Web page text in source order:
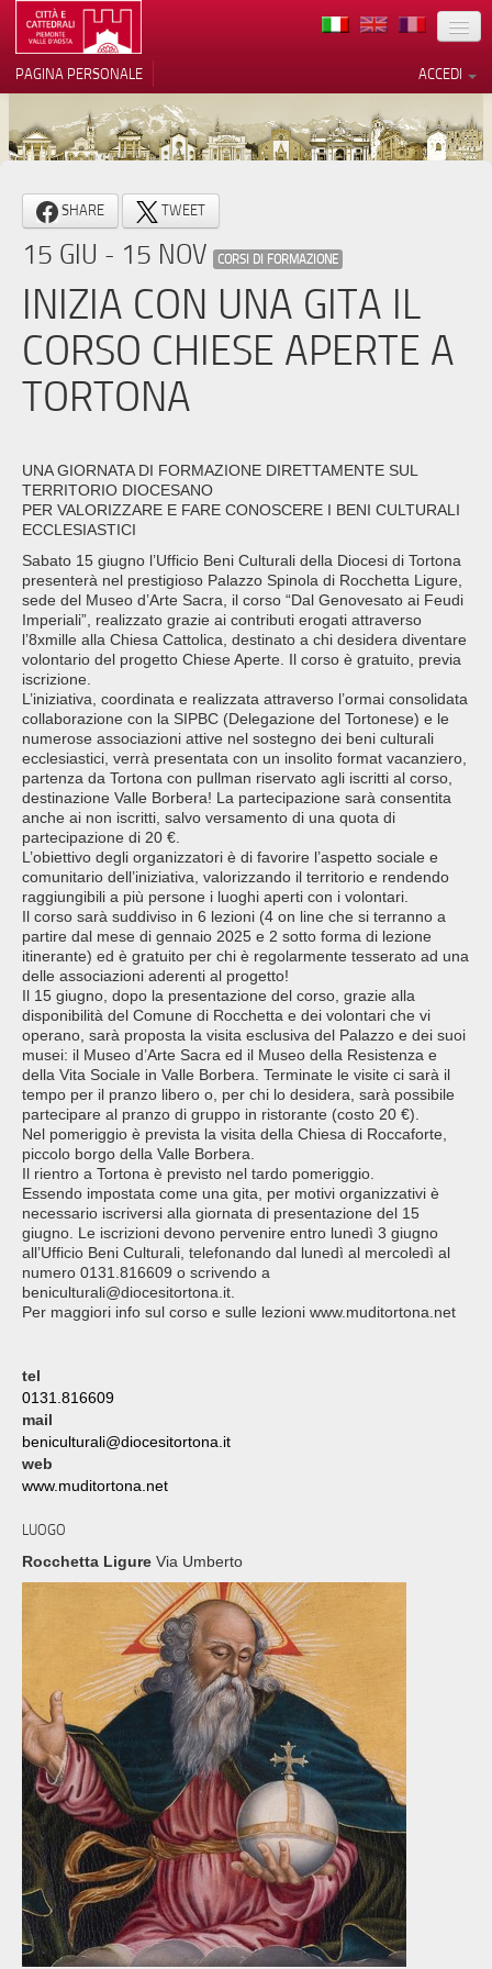
TERRITORIO
ARCHITETTURE
MUSEI
ITINERARI
EVENTI
CONTATTI
PRESS
ACCEDI
PAGINA PERSONALE
SHARE TWEET
15 GIU - 15 NOV CORSI DI FORMAZIONE
INIZIA CON UNA GITA IL
CORSO CHIESE APERTE A
TORTONA
UNA GIORNATA DI FORMAZIONE DIRETTAMENTE SUL
TERRITORIO DIOCESANO
PER VALORIZZARE E FARE CONOSCERE I BENI CULTURALI
ECCLESIASTICI
Sabato 15 giugno l’Ufficio Beni Culturali della Diocesi di Tortona
presenterà nel prestigioso Palazzo Spinola di Rocchetta Ligure,
sede del Museo d’Arte Sacra, il corso “Dal Genovesato ai Feudi
Imperiali”, realizzato grazie ai contributi erogati attraverso
l’8xmille alla Chiesa Cattolica, destinato a chi desidera diventare
volontario del progetto Chiese Aperte. Il corso è gratuito, previa
iscrizione.
L’iniziativa, coordinata e realizzata attraverso l’ormai consolidata
collaborazione con la SIPBC (Delegazione del Tortonese) e le
numerose associazioni attive nel sostegno dei beni culturali
ecclesiastici, verrà presentata con un insolito format vacanziero,
partenza da Tortona con pullman riservato agli iscritti al corso,
destinazione Valle Borbera! La partecipazione sarà consentita
anche ai non iscritti, salvo versamento di una quota di
partecipazione di 20 €.
L’obiettivo degli organizzatori è di favorire l’aspetto sociale e
comunitario dell’iniziativa, valorizzando il territorio e rendendo
raggiungibili a più persone i luoghi aperti con i volontari.
Il corso sarà suddiviso in 6 lezioni (4 on line che si terranno a
partire dal mese di gennaio 2025 e 2 sotto forma di lezione
itinerante) ed è gratuito per chi è regolarmente tesserato ad una
delle associazioni aderenti al progetto!
Il 15 giugno, dopo la presentazione del corso, grazie alla
disponibilità del Comune di Rocchetta e dei volontari che vi
operano, sarà proposta la visita esclusiva del Palazzo e dei suoi
musei: il Museo d’Arte Sacra ed il Museo della Resistenza e
della Vita Sociale in Valle Borbera. Terminate le visite ci sarà il
tempo per il pranzo libero o, per chi lo desidera, sarà possibile
partecipare al pranzo di gruppo in ristorante (costo 20 €).
Nel pomeriggio è prevista la visita della Chiesa di Roccaforte,
piccolo borgo della Valle Borbera.
Il rientro a Tortona è previsto nel tardo pomeriggio.
Essendo impostata come una gita, per motivi organizzativi è
necessario iscriversi alla giornata di presentazione del 15
giugno. Le iscrizioni devono pervenire entro lunedì 3 giugno
all’Ufficio Beni Culturali, telefonando dal lunedì al mercoledì al
numero 0131.816609 o scrivendo a
beniculturali@diocesitortona.it.
Per maggiori info sul corso e sulle lezioni www.muditortona.net
tel
0131.816609
mail
beniculturali@diocesitortona.it
web
www.muditortona.net
LUOGO
Rocchetta Ligure Via Umberto
Informativa sulla raccolta
Le tue preferenze relative alla